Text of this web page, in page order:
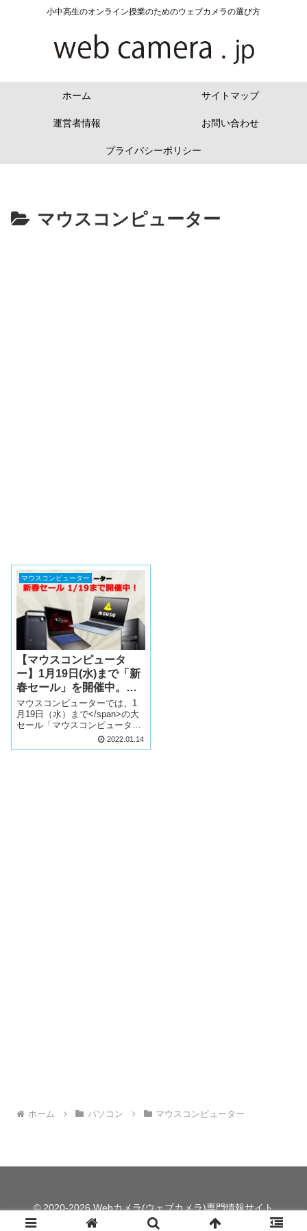
小中高生のオンライン授業のためのウェブカメラの選び方
ホーム サイトマップ
運営者情報 お問い合わせ
プライバシーポリシー
マウスコンピューター
マウスコンピューター
【マウスコンピュータ
ー】1月19日(水)まで「新
春セール」を開催中。期
間限定でおすすめモデル
が超おトクに!!!
マウスコンピューターでは、1
月19日（水）まで</span>の大
セール「マウスコンピューター
新春セール」を開催していま
2022.01.14
ホーム パソコン マウスコンピューター
© 2020-2026 Webカメラ(ウェブカメラ)専門情報サイト
【webcamera.jp】.